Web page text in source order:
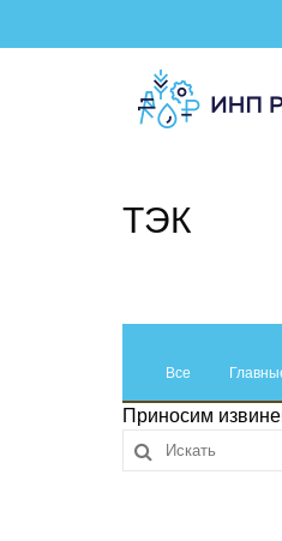
ТЭК
Все
Приносим